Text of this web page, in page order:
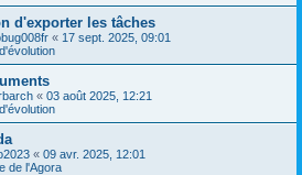
d'exporter les tâches
« 17 sept. 2025, 09:01
« 03 août 2025, 12:21
« 09 avr. 2025, 12:01
de l'Agora